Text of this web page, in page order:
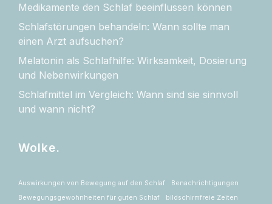
Medikamente den Schlaf beeinflussen können
Schlafstörungen behandeln: Wann sollte man
einen Arzt aufsuchen?
Melatonin als Schlafhilfe: Wirksamkeit, Dosierung
und Nebenwirkungen
Schlafmittel im Vergleich: Wann sind sie sinnvoll
und wann nicht?
Wolke.
Auswirkungen von Bewegung auf den Schlaf
Benachrichtigungen
Bewegungsgewohnheiten für guten Schlaf
bildschirmfreie Zeiten